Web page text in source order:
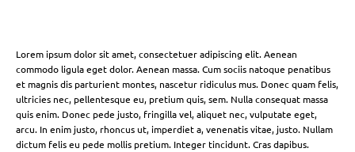
Lorem ipsum dolor sit amet, consectetuer adipiscing elit. Aenean
commodo ligula eget dolor. Aenean massa. Cum sociis natoque penatibus
et magnis dis parturient montes, nascetur ridiculus mus. Donec quam felis,
ultricies nec, pellentesque eu, pretium quis, sem. Nulla consequat massa
quis enim. Donec pede justo, fringilla vel, aliquet nec, vulputate eget,
arcu. In enim justo, rhoncus ut, imperdiet a, venenatis vitae, justo. Nullam
dictum felis eu pede mollis pretium. Integer tincidunt. Cras dapibus.